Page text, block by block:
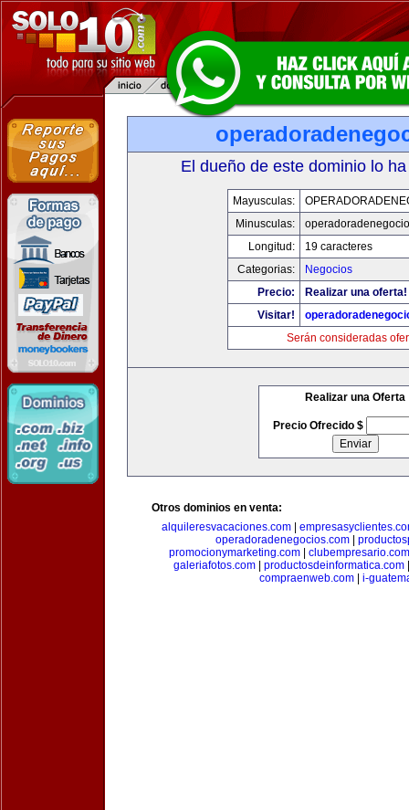
El dueño de este dominio lo
Mayusculas:
Minusculas:
Longitud:
19 caracteres
Categorias:
Negocios
Precio:
Realizar una oferta!
Visitar!
Serán consideradas
Realizar una Oferta
Precio Ofrecido $
Otros dominios en venta:
alquileresvacaciones.com|
operadoradenegocios.com|
promocionymarketing.com| clubempresario.com
galeriafotos.com
productosdeinformatica.com
compraenweb.com
i-